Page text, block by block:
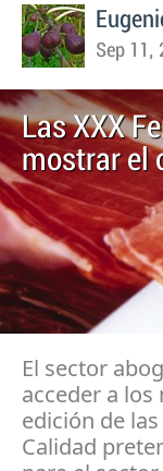
Sep 11,
Las XXX
mostrar el
El sector
acceder a
edición de
Calidad